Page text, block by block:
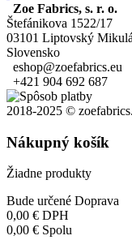
Zoe Fabrics, s. r. o.
Štefánikova 1522/17
03101 Liptovský
Slovensko
eshop@zoefabrics.eu
+421 904 692 687
2018-2025 ©
Nákupný košík
Žiadne produkty
Bude určené Doprava
0,00 € DPH
0,00 € Spolu